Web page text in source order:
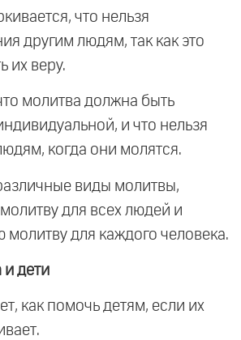
что нельзя
другим людям, так как это
их веру.
молитва должна быть
и что нельзя
когда они молятся.
виды молитвы,
для всех людей и
молитву для каждого человека.
и дети
как помочь детям, если их